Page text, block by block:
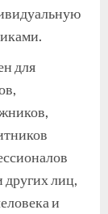
для
лиц,
и